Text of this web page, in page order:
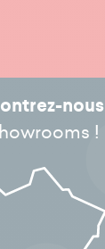
nous
!